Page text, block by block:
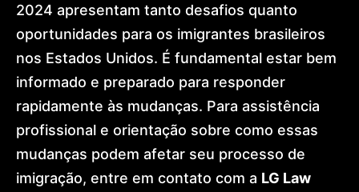
2024 apresentam tanto desafios quanto
oportunidades para os imigrantes brasileiros
nos Estados Unidos. É fundamental estar bem
informado e preparado para responder
rapidamente às mudanças. Para assistência
profissional e orientação sobre como essas
mudanças podem afetar seu processo de
imigração, entre em contato com a LG Law